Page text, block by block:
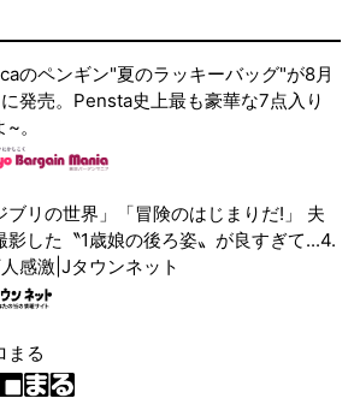
のペンギン"夏のラッキーバッグ"が8月
発売。Pensta史上最も豪華な7点入り
。
ブリの世界」「冒険のはじまりだ!」 夫
影した〝1歳娘の後ろ姿〟が良すぎて...4.
感激|Jタウンネット
まる